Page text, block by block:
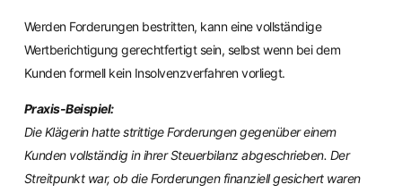
Werden Forderungen bestritten, kann eine vollständige
Wertberichtigung gerechtfertigt sein, selbst wenn bei dem
Kunden formell kein Insolvenzverfahren vorliegt.
Praxis-Beispiel:
Die Klägerin hatte strittige Forderungen gegenüber einem
Kunden vollständig in ihrer Steuerbilanz abgeschrieben. Der
Streitpunkt war, ob die Forderungen finanziell gesichert waren